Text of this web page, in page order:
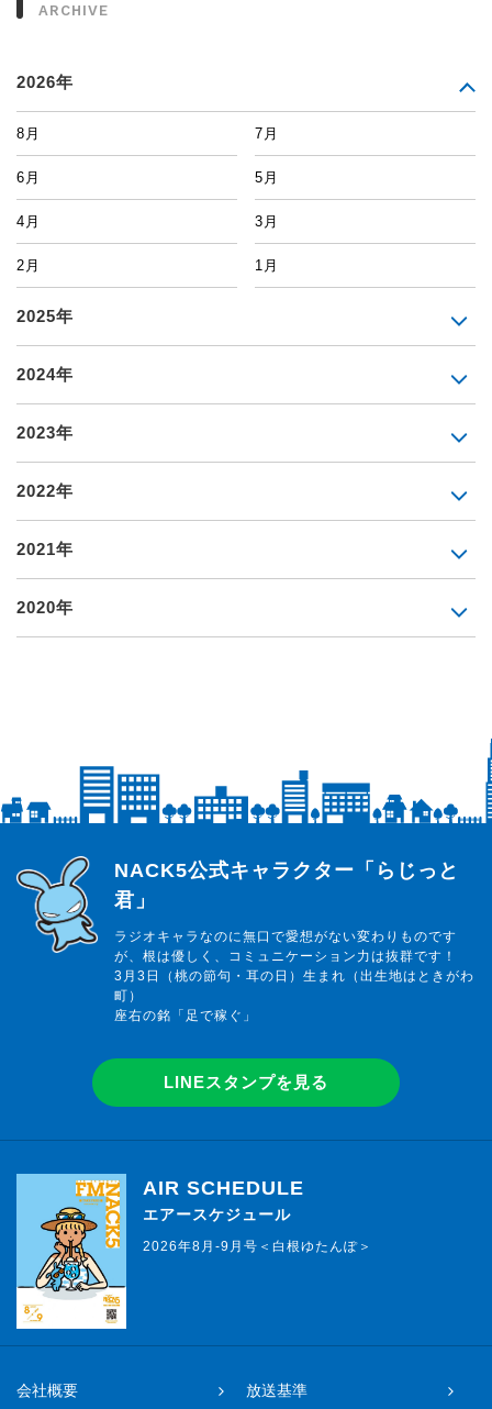
ARCHIVE
2026年
8月 7月
6月 5月
4月 3月
2月 1月
2025年
2024年
2023年
2022年
2021年
2020年
らじっと君
NACK5公式キャラクター「らじっと
君」
ラジオキャラなのに無口で愛想がない変わりものです
が、根は優しく、コミュニケーション力は抜群です！
3月3日（桃の節句・耳の日）生まれ（出生地はときがわ
町）
座右の銘「足で稼ぐ」
LINEスタンプを見る
AIR SCHEDULE
エアースケジュール
2026年8月-9月号＜白根ゆたんぽ＞
会社概要 放送基準